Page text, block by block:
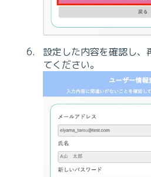
設定した内容を確認し、
てください。